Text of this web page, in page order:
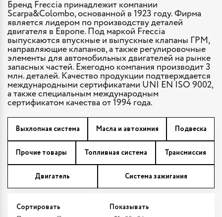
Бренд Freccia принадлежит компании
Scarpa&Colombo, основанной в 1923 году. Фирма
является лидером по производству деталей
двигателя в Европе. Под маркой Freccia
выпускаются впускные и выпускные клапаны ГРМ,
направляющие клапанов, а также регулировочные
элементы для автомобильных двигателей на рынке
запасных частей. Ежегодно компания производит 3
млн. деталей. Качество продукции подтверждается
международными сертификатами UNI EN ISO 9002,
а также специальным международным
сертификатом качества от 1994 года.
Выхлопная система Масла и автохимия Подвеска
Прочие товары Топливная система Трансмиссия
Двигатель Система зажигания
Сортировать Показывать